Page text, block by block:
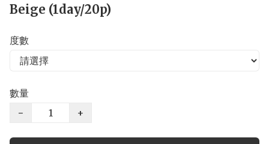
Beige (1day/20p)
度數
數量
−
+